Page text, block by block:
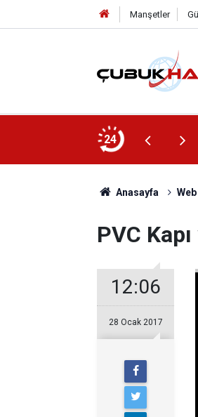
Manşetler
24
AYBÜ’LÜ 1504 ÖĞRENCİ KEP ATTI!
Anasayfa
PVC
12:06
28 Ocak 2017